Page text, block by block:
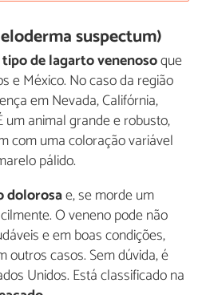
suspectum)
de lagarto venenosoque
e México. No caso da região
em Nevada, Califórnia,
um animal grande e robusto,
com uma coloração variável
pálido.
dolorosae, se morde um
O veneno pode não
e em boas condições,
outros casos. Sem dúvida, é
Unidos. Está classificado na